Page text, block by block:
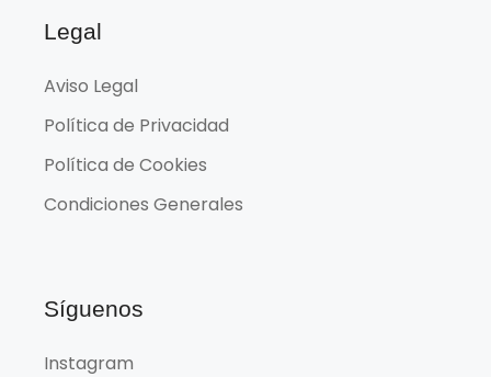
Legal
Aviso Legal
Política de Privacidad
Política de Cookies
Condiciones Generales
Síguenos
Instagram